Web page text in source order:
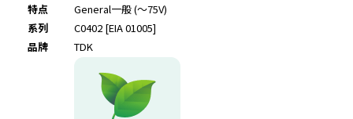
特点
General一般 (～75V)
系列
C0402 [EIA 01005]
品牌
TDK